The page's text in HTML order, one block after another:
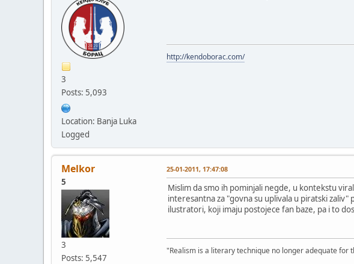
3
Posts: 5,093
Location: Banja Luka
Logged
http://kendoborac.com/
Melkor
5
3
Posts: 5,547
25-01-2011, 17:47:08
Mislim da smo ih pominjali negde, u kontekstu
interesantna za "govna su uplivala u piratski
ilustratori, koji imaju postojece fan baze, pa i to
"Realism is a literary technique no longer adequate for